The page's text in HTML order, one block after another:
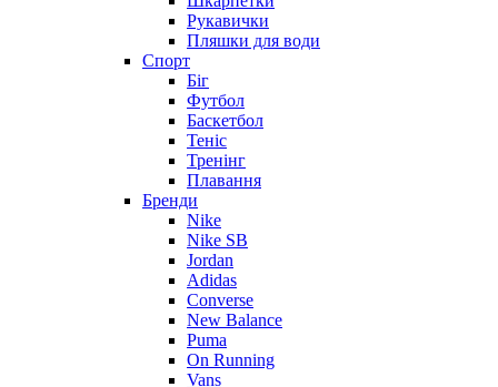
Рукавички
Пляшки для води
Спорт
Біг
Футбол
Баскетбол
Теніс
Тренінг
Плавання
Бренди
Nike
Nike SB
Jordan
Adidas
Converse
New Balance
Puma
On Running
Vans